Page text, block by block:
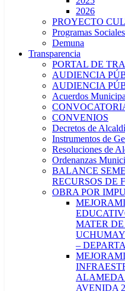
2026
PROYECTO
Programas
Demuna
Transparencia
PORTAL DE
AUDIENCIA
AUDIENCIA
Acuerdos
CONVENIOS
Decretos de
Instrumentos de
Resoluciones de
Ordenanzas
BALANCE
RECURSOS DE
OBRA POR
MATER
–
ALAMEDA
AVENIDA